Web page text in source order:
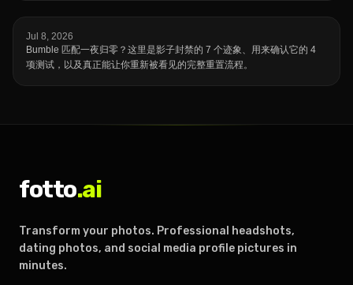
Jul 8, 2026
Bumble 匹配一夜归零？这里是影子封禁的 7 个迹象、用来确认它的 4
项测试，以及真正能让你重新被看见的完整重置流程。
fotto.ai
Transform your photos. Professional headshots,
dating photos, and social media profile pictures in
minutes.